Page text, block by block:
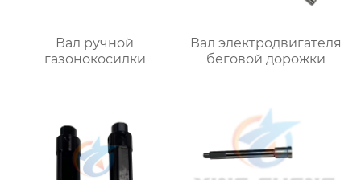
Вал ручной
газонокосилки
Вал электродвигателя
беговой дорожки